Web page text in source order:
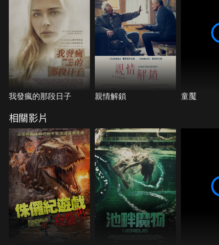
我發瘋的那段日子 親情解鎖 童魘
相關影片